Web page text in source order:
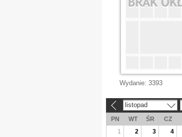
Wydanie: 3393
listopad
PN WT ŚR CZ
1
2 3 4